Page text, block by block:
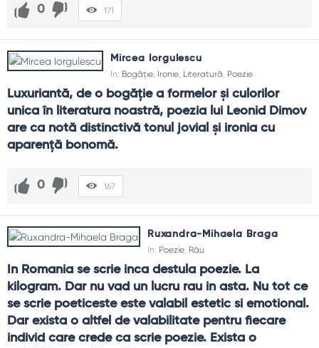
0 171
Mircea Iorgulescu
In: Bogăție, Ironie, Literatură, Poezie
Luxuriantă, de o bogăție a formelor și culorilor
unica în literatura noastră, poezia lui Leonid Dimov
are ca notă distinctivă tonul jovial și ironia cu
aparență bonomă.
0 167
Ruxandra-Mihaela Braga
In: Poezie, Rău
In Romania se scrie inca destula poezie. La
kilogram. Dar nu vad un lucru rau in asta. Nu tot ce
se scrie poeticeste este valabil estetic si emotional.
Dar exista o altfel de valabilitate pentru fiecare
individ care crede ca scrie poezie. Exista o